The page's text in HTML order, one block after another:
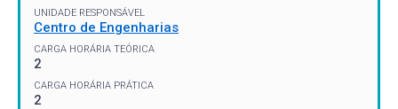
UNIDADE RESPONSÁVEL
Centro de Engenharias
CARGA HORÁRIA TEÓRICA
2
CARGA HORÁRIA PRÁTICA
2